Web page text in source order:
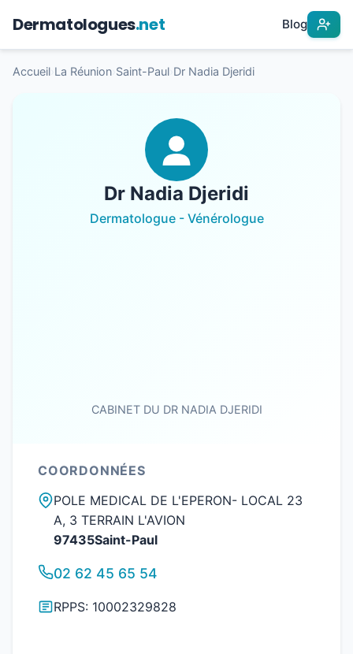
Dermatologues.net Blog
Accueil La Réunion Saint-Paul Dr Nadia Djeridi
Dr Nadia Djeridi
Dermatologue - Vénérologue
CABINET DU DR NADIA DJERIDI
COORDONNÉES
POLE MEDICAL DE L'EPERON- LOCAL 23
A, 3 TERRAIN L'AVION
97435Saint-Paul
02 62 45 65 54
RPPS: 10002329828